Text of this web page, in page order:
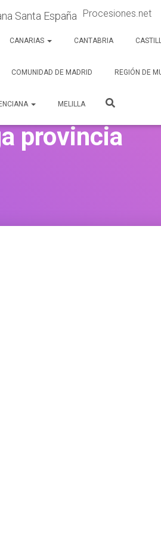
Procesiones.net
CANARIAS CANTABRIA
COMUNIDAD DE MADRID REGIÓN DE
MELILLA
provincia